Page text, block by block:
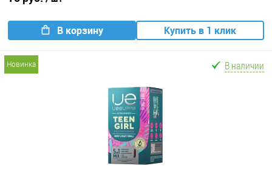
В корзину Купить в 1 клик
новинка В наличии